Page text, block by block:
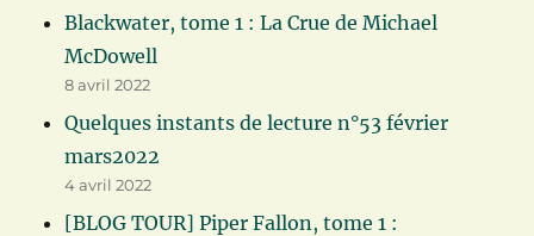
Blackwater, tome 1 : La Crue de Michael
McDowell
8 avril 2022
Quelques instants de lecture n°53 février
mars2022
4 avril 2022
[BLOG TOUR] Piper Fallon, tome 1 :